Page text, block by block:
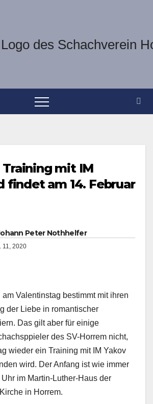
mit IM
findet am 14. Februar
Peter Nothhelfer
11, 2020
Valentinstag bestimmt mit ihren
der Liebe in romantischer
Das gilt aber für einige
des SV-Horrem nicht,
wieder ein Training mit IM Yakov
wird. Der Anfang ist wie immer
im Martin-Luther-Haus der
in Horrem.